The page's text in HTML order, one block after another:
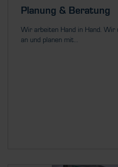
Planung & Beratung
Wir arbeiten Hand in Hand. Wir
an und planen mit...